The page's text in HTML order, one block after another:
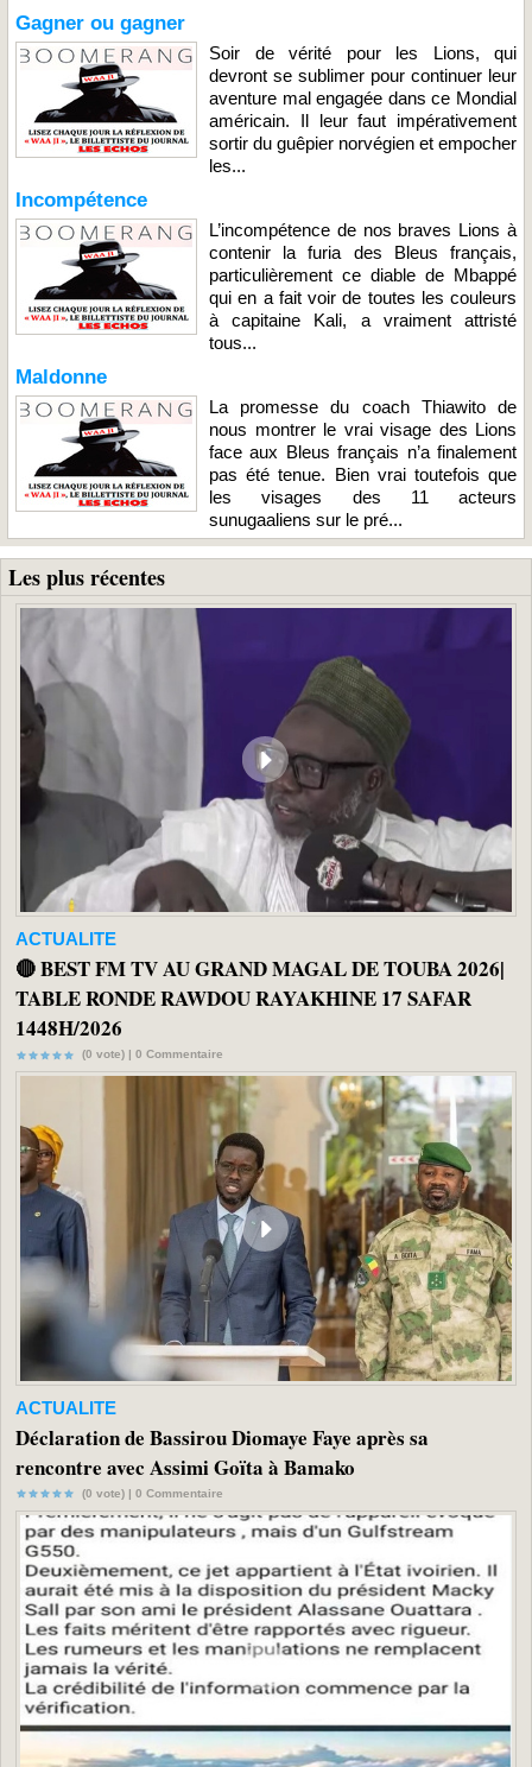
Gagner ou gagner
Soir de vérité pour les Lions, qui
devront se sublimer pour continuer leur
aventure mal engagée dans ce Mondial
américain. Il leur faut impérativement
sortir du guêpier norvégien et empocher
les...
Incompétence
L’incompétence de nos braves Lions à
contenir la furia des Bleus français,
particulièrement ce diable de Mbappé
qui en a fait voir de toutes les couleurs
à capitaine Kali, a vraiment attristé
tous...
Maldonne
La promesse du coach Thiawito de
nous montrer le vrai visage des Lions
face aux Bleus français n’a finalement
pas été tenue. Bien vrai toutefois que
les visages des 11 acteurs
sunugaaliens sur le pré...
Les plus récentes
ACTUALITE
🔴 BEST FM TV AU GRAND MAGAL DE TOUBA 2026|
TABLE RONDE RAWDOU RAYAKHINE 17 SAFAR
1448H/2026
(0 vote) | 0 Commentaire
ACTUALITE
Déclaration de Bassirou Diomaye Faye après sa
rencontre avec Assimi Goïta à Bamako
(0 vote) | 0 Commentaire